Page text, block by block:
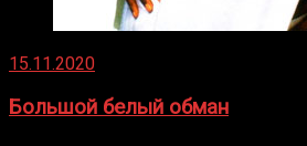
15.11.2020
Большой белый обман